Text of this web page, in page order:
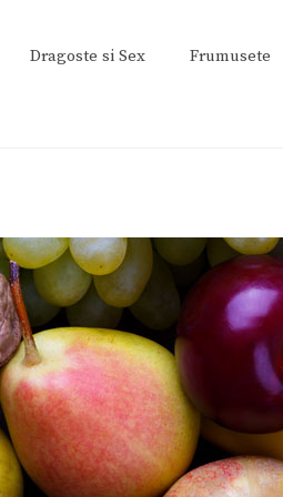
Dragoste si Sex Frumusete